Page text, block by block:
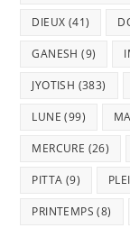
DIEUX (41)
GANESH (9)
JYOTISH (383)
LUNE (99)
MERCURE (26)
PITTA (9)
PRINTEMPS (8)